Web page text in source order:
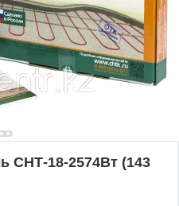
СНТ-18-2574Вт (143